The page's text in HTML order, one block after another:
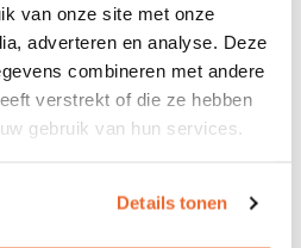
van onze site met onze
adverteren en analyse. Deze
combineren met andere
verstrekt of die ze hebben
gebruik van hun services.
Details tonen
(ongelijke delen)